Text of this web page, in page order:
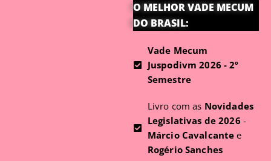
O MELHOR VADE MECUM
DO BRASIL:
Vade Mecum
Juspodivm 2026 - 2º
Semestre
Livro com as Novidades
Legislativas de 2026 -
Márcio Cavalcante e
Rogério Sanches